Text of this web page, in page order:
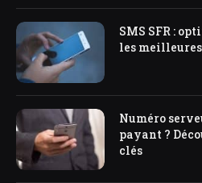
SMS SFR :
les
Numéro
payant ?
clés